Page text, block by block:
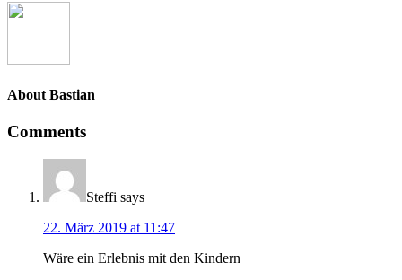
About Bastian
Comments
Steffi says
22. März 2019 at 11:47
Wäre ein Erlebnis mit den Kindern